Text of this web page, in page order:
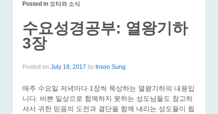
Posted in 오타와 소식
수요성경공부: 열왕기하
3장
Posted on July 18, 2017 by Insoo Sung
매주 수요일 저녁마다 1장씩 묵상하는 열왕기하의 내용입
니다. 바쁜 일상으로 함께하지 못하는 성도님들도 참고하
셔서 귀한 믿음의 도전과 결단을 함께 내리는 성도들이 됩